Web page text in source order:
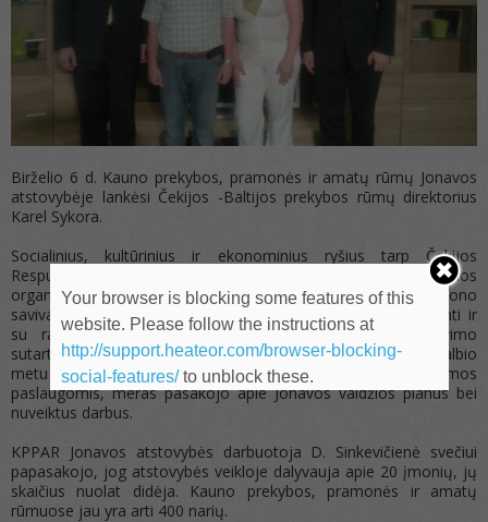
Birželio 6 d. Kauno prekybos, pramonės ir amatų rūmų Jonavos
atstovybėje lankėsi Čekijos -Baltijos prekybos rūmų direktorius
Karel Sykora.
Socialinius, kultūrinius ir ekonominius ryšius tarp Čekijos
Respublikos ir Lietuvos, Latvijos bei Estijos stiprinančios
organizacijos vadovas K. Sykora atvyko vizito į Jonavos rajono
savivaldybę. Meras Mindaugas Sinkevičius pakvietė susipažinti ir
su rajono verslininkams atstovaujančia ir bendradarbiavimo
sutartį su savivaldybe pasirašiusia KPPAR atstovybe. Pokalbio
metu svečias susipažino su jos vykdoma veikla, teikiamomos
paslaugomis, meras pasakojo apie Jonavos valdžios planus bei
nuveiktus darbus.
KPPAR Jonavos atstovybės darbuotoja D. Sinkevičienė svečiui
papasakojo, jog atstovybės veikloje dalyvauja apie 20 įmonių, jų
skaičius nuolat didėja. Kauno prekybos, pramonės ir amatų
rūmuose jau yra arti 400 narių.
Your browser is blocking some features of this
website. Please follow the instructions at
http://support.heateor.com/browser-blocking-
social-features/to unblock these.